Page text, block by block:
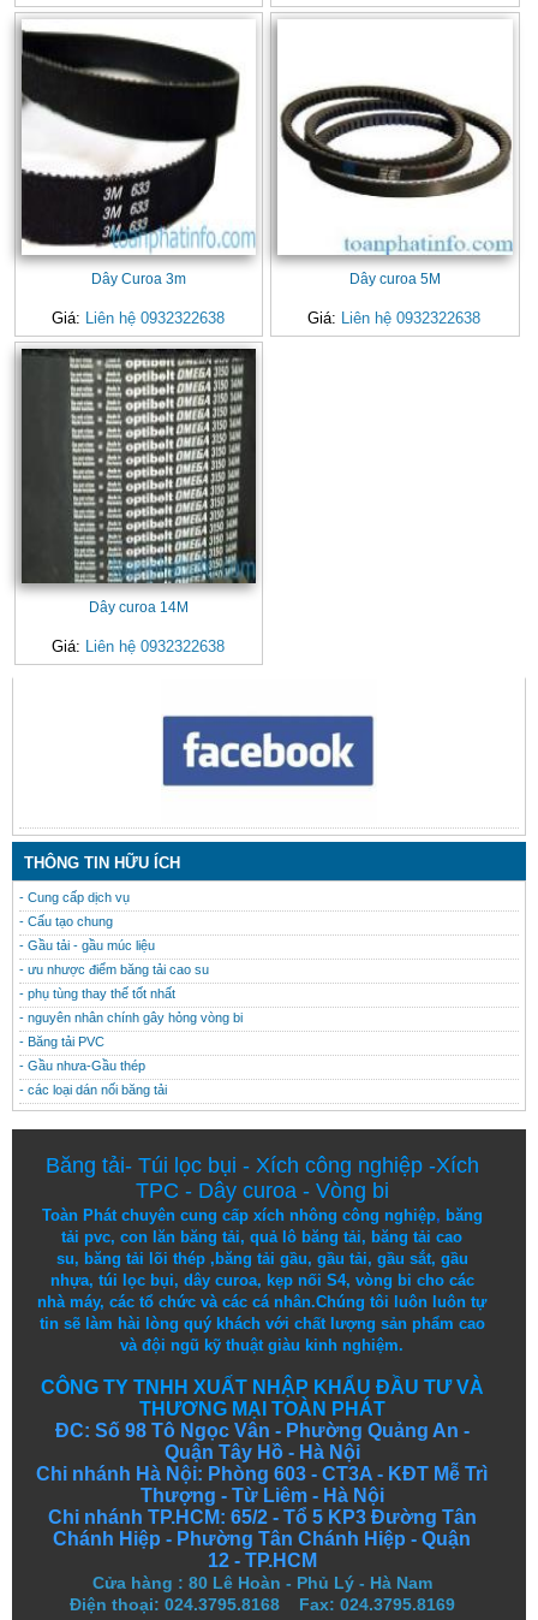
Dây Curoa 3m
Giá: Liên hệ 0932322638
Dây curoa 5M
Giá: Liên hệ 0932322638
Dây curoa 14M
Giá: Liên hệ 0932322638
THÔNG TIN HỮU ÍCH
- Cung cấp dịch vụ
- Cấu tạo chung
- Gầu tải - gầu múc liệu
- ưu nhược điểm băng tải cao su
- phụ tùng thay thế tốt nhất
- nguyên nhân chính gây hỏng vòng bi
- Băng tải PVC
- Gầu nhưa-Gầu thép
- các loại dán nối băng tải
Băng tải- Túi lọc bụi - Xích công nghiệp-Xích
TPC - Dây curoa - Vòng bi
Toàn Phát chuyên cung cấp xích nhông công nghiệp, băng
tải pvc,con lăn băng tải,quả lô băng tải, băng tải cao
su, băng tải lõi thép, băng tải gầu, gầu tải, gầu sắt, gầu
nhựa, túi lọc bụi, dây curoa, kẹp nối S4, vòng bi cho các
nhà máy, các tổ chức và các cá nhân.Chúng tôi luôn luôn tự
tin sẽ làm hài lòng quý khách với chất lượng sảnphẩm cao
và đội ngũ kỹ thuật giàu kinh nghiệm.
CÔNG TY TNHH XUẤT NHẬP KHẨU ĐẦU TƯ VÀ
THƯƠNG MẠI TOÀN PHÁT
ĐC: Số 98 Tô Ngọc Vân - Phường Quảng An -
Quận Tây Hồ - Hà Nội
Chi nhánh Hà Nội: Phòng 603 - CT3A - KĐT Mễ Trì
Thượng - Từ Liêm - Hà Nội
Chi nhánh TP.HCM: 65/2 - Tổ 5 KP3 Đường Tân
Chánh Hiệp - Phường Tân Chánh Hiệp - Quận
12 - TP.HCM
Cửa hàng : 80 Lê Hoàn - Phủ Lý - Hà Nam
Điện thoại: 024.3795.8168 Fax: 024.3795.8169